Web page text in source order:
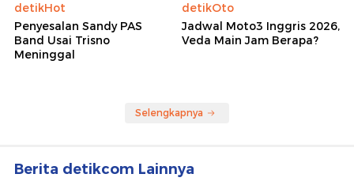
detikHot
Penyesalan Sandy PAS
Band Usai Trisno
Meninggal
detikOto
Jadwal Moto3 Inggris 2026,
Veda Main Jam Berapa?
Selengkapnya
Berita detikcom Lainnya